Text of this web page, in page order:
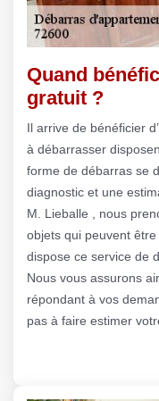
Quand
gratuit ?
Il arrive de bénéficier
à débarrasser
forme de débarras se
diagnostic et une
M. Lieballe , nous
objets qui peuvent
dispose ce service de
Nous vous assurons
répondant à vos
pas à faire estimer